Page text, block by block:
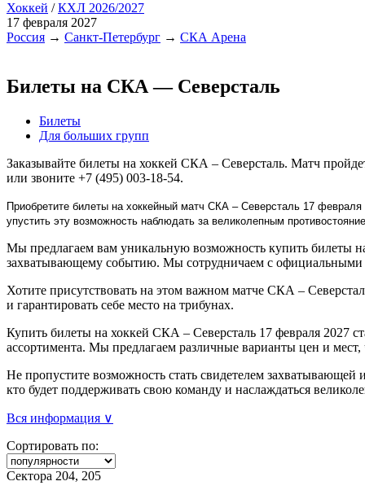
Хоккей /КХЛ 2026/2027
17 февраля 2027
Россия → Санкт-Петербург → СКА Арена
Билеты на СКА — Северсталь
Билеты
Для больших групп
Заказывайте билеты на хоккей СКА – Северсталь. Матч
или звоните +7 (495) 003-18-54.
Приобретите билеты на хоккейный матч СКА – Северсталь 17
упустить эту возможность наблюдать за великолепным
Мы предлагаем вам уникальную возможность купить билеты
захватывающему событию. Мы сотрудничаем с официальными
Хотите присутствовать на этом важном матче СКА –
и гарантировать себе место на трибунах.
Купить билеты на хоккей СКА – Северсталь 17 февраля 2027
ассортимента. Мы предлагаем различные варианты цен и
Не пропустите возможность стать свидетелем
кто будет поддерживать свою команду и наслаждаться
Вся информация ∨
Сортировать по:
Сектора 204, 205